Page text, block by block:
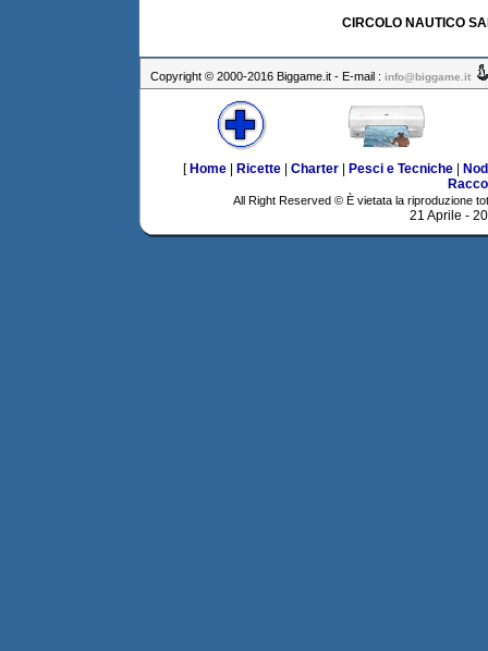
CIRCOLO NAUTICO
Copyright © 2000-2016 Biggame.it - E-mail : info@biggame.it
[ Home| Ricette| Charter| Pesci e Tecniche|
All Right Reserved © È vietata la riproduzione
21 Aprile -